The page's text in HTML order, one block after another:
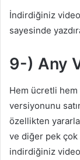
İndirdiğiniz
sayesinde
9-) Any
Hem ücretli
versiyonunu
özellikten
ve diğer pek
indirdiğiniz